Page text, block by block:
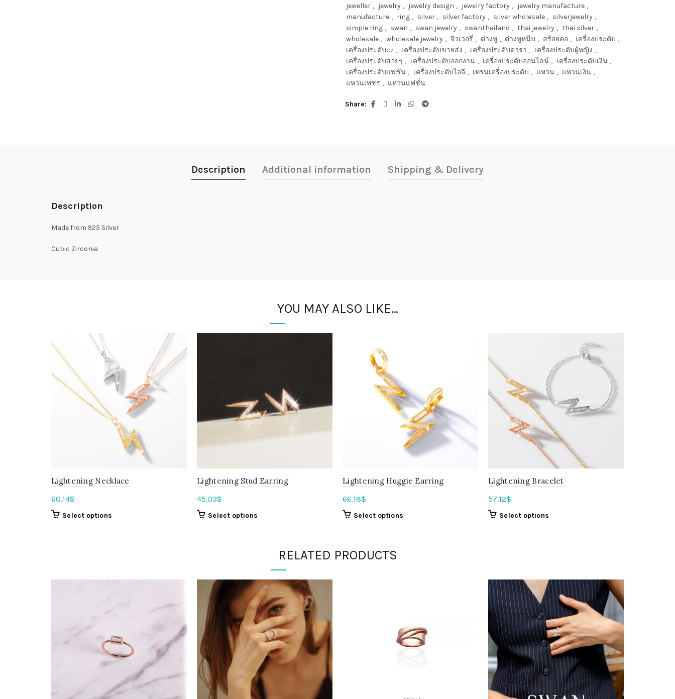
jeweller , jewelry , jewelry design , jewelry factory , jewelry manufacture ,
manufacture , ring , silver , silver factory , silver wholesale , silverjewelry ,
simple ring , swan , swan jewelry , swanthailand , thai jewelry , thai silver ,
wholesale , wholesale jewelry , จิวเวอรี่ , ต่างหู , ต่างหูหนีบ , สร้อยคอ , เครื่องประดับ ,
เครื่องประดับcz , เครื่องประดับขายส่ง , เครื่องประดับดารา , เครื่องประดับผู้หญิง ,
เครื่องประดับสวยๆ , เครื่องประดับออกงาน , เครื่องประดับออนไลน์ , เครื่องประดับเงิน ,
เครื่องประดับแฟชั่น , เครื่องประดับไอจี , เทรนเครื่องประดับ , แหวน , แหวนเงิน ,
แหวนเพชร , แหวนแฟชั่น
Share
Description Additional information Shipping & Delivery
Description
Made from 925 Silver
Cubic Zirconia
YOU MAY ALSO LIKE…
Lightening Necklace
60.14$
Select options
Lightening Stud Earring
45.03$
Select options
Lightening Huggie Earring
66.18$
Select options
Lightening Bracelet
57.12$
Select options
RELATED PRODUCTS